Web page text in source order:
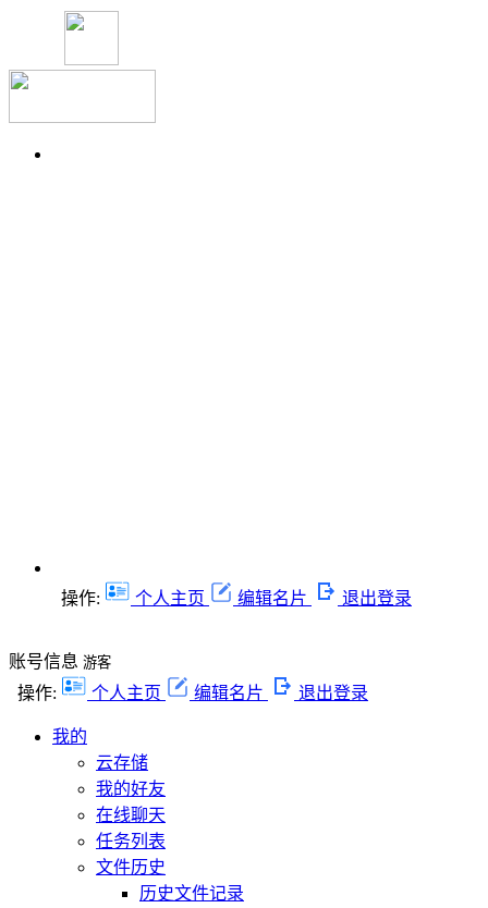
操作: 个人主页 编辑名片 退出登录
账号信息 游客
操作: 个人主页 编辑名片 退出登录
我的
云存储
我的好友
在线聊天
任务列表
文件历史
历史文件记录